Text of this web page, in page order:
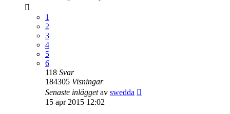
1
2
3
4
5
6
118 Svar
184305 Visningar
Senaste inläggetav swedda
15 apr 2015 12:02